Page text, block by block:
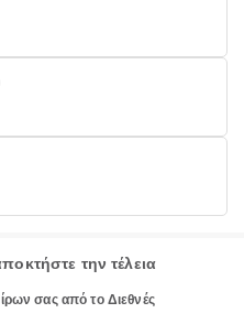
την τέλεια
σας από το Διεθνές